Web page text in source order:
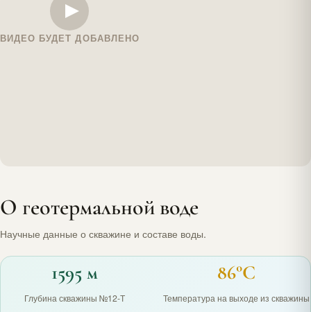
ВИДЕО БУДЕТ ДОБАВЛЕНО
О геотермальной воде
Научные данные о скважине и составе воды.
1595 м
Глубина скважины №12-Т
86°C
Температура на выходе из скважины